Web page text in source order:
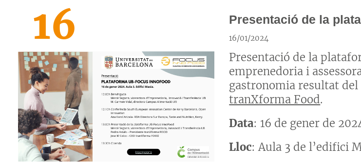
16 Presentació de la
16/01/2024
Presentació de la
emprenedoria i
gastronomia resultat
tranXforma Food.
Data: 16 de gener de
Lloc: Aula 3 de l’edifici